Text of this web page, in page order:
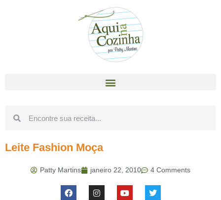
Leite Fashion Moça
Patty Martins janeiro 22, 2010 4 Comments